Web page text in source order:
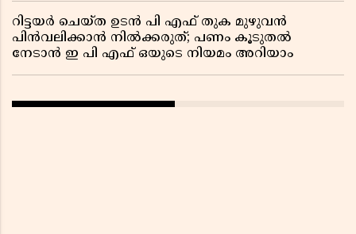
റിട്ടയർ ചെയ്ത ഉടൻ പി എഫ് തുക മുഴുവൻ
പിൻവലിക്കാൻ നിൽക്കരുത്; പണം കൂടുതൽ
നേടാൻ ഇ പി എഫ് ഒയുടെ നിയമം അറിയാം